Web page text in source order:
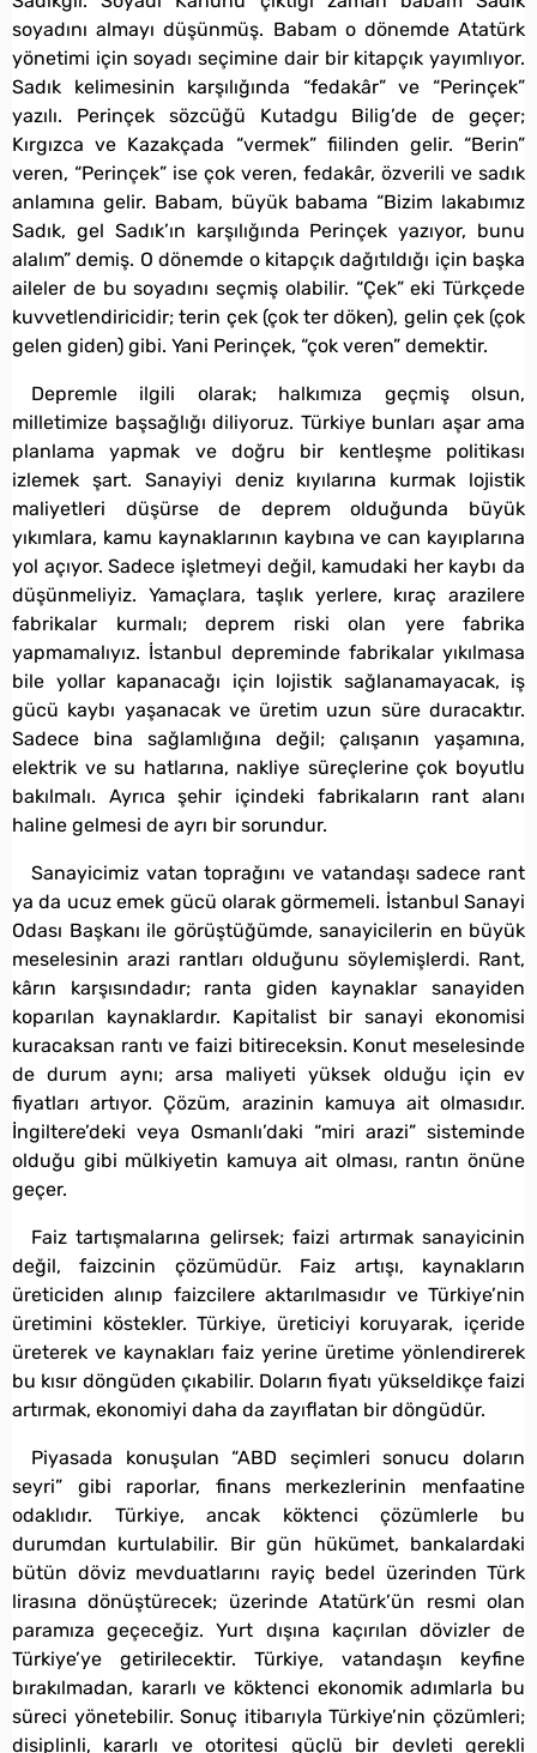
soyadını almayı düşünmüş. Babam o dönemde Atatürk
yönetimi için soyadı seçimine dair bir kitapçık yayımlıyor.
Sadık kelimesinin karşılığında “fedakâr” ve “Perinçek”
yazılı. Perinçek sözcüğü Kutadgu Bilig’de de geçer;
Kırgızca ve Kazakçada “vermek” fiilinden gelir. “Berin”
veren, “Perinçek” ise çok veren, fedakâr, özverili ve sadık
anlamına gelir. Babam, büyük babama “Bizim lakabımız
Sadık, gel Sadık’ın karşılığında Perinçek yazıyor, bunu
alalım” demiş. O dönemde o kitapçık dağıtıldığı için başka
aileler de bu soyadını seçmiş olabilir. “Çek” eki Türkçede
kuvvetlendiricidir; terin çek (çok ter döken), gelin çek (çok
gelen giden) gibi. Yani Perinçek, “çok veren” demektir.
Depremle ilgili olarak; halkımıza geçmiş olsun,
milletimize başsağlığı diliyoruz. Türkiye bunları aşar ama
planlama yapmak ve doğru bir kentleşme politikası
izlemek şart. Sanayiyi deniz kıyılarına kurmak lojistik
maliyetleri düşürse de deprem olduğunda büyük
yıkımlara, kamu kaynaklarının kaybına ve can kayıplarına
yol açıyor. Sadece işletmeyi değil, kamudaki her kaybı da
düşünmeliyiz. Yamaçlara, taşlık yerlere, kıraç arazilere
fabrikalar kurmalı; deprem riski olan yere fabrika
yapmamalıyız. İstanbul depreminde fabrikalar yıkılmasa
bile yollar kapanacağı için lojistik sağlanamayacak, iş
gücü kaybı yaşanacak ve üretim uzun süre duracaktır.
Sadece bina sağlamlığına değil; çalışanın yaşamına,
elektrik ve su hatlarına, nakliye süreçlerine çok boyutlu
bakılmalı. Ayrıca şehir içindeki fabrikaların rant alanı
haline gelmesi de ayrı bir sorundur.
Sanayicimiz vatan toprağını ve vatandaşı sadece rant
ya da ucuz emek gücü olarak görmemeli. İstanbul Sanayi
Odası Başkanı ile görüştüğümde, sanayicilerin en büyük
meselesinin arazi rantları olduğunu söylemişlerdi. Rant,
kârın karşısındadır; ranta giden kaynaklar sanayiden
koparılan kaynaklardır. Kapitalist bir sanayi ekonomisi
kuracaksan rantı ve faizi bitireceksin. Konut meselesinde
de durum aynı; arsa maliyeti yüksek olduğu için ev
fiyatları artıyor. Çözüm, arazinin kamuya ait olmasıdır.
İngiltere’deki veya Osmanlı’daki “miri arazi” sisteminde
olduğu gibi mülkiyetin kamuya ait olması, rantın önüne
geçer.
Faiz tartışmalarına gelirsek; faizi artırmak sanayicinin
değil, faizcinin çözümüdür. Faiz artışı, kaynakların
üreticiden alınıp faizcilere aktarılmasıdır ve Türkiye’nin
üretimini köstekler. Türkiye, üreticiyi koruyarak, içeride
üreterek ve kaynakları faiz yerine üretime yönlendirerek
bu kısır döngüden çıkabilir. Doların fiyatı yükseldikçe faizi
artırmak, ekonomiyi daha da zayıflatan bir döngüdür.
Piyasada konuşulan “ABD seçimleri sonucu doların
seyri” gibi raporlar, finans merkezlerinin menfaatine
odaklıdır. Türkiye, ancak köktenci çözümlerle bu
durumdan kurtulabilir. Bir gün hükümet, bankalardaki
bütün döviz mevduatlarını rayiç bedel üzerinden Türk
lirasına dönüştürecek; üzerinde Atatürk’ün resmi olan
paramıza geçeceğiz. Yurt dışına kaçırılan dövizler de
Türkiye’ye getirilecektir. Türkiye, vatandaşın keyfine
bırakılmadan, kararlı ve köktenci ekonomik adımlarla bu
süreci yönetebilir. Sonuç itibarıyla Türkiye’nin çözümleri;
disiplinli, kararlı ve otoritesi güçlü bir devleti gerekli